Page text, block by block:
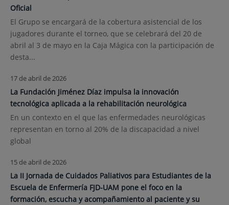
Oficial
El Grupo se encargará de la cobertura asistencial de los
jugadores durante el torneo, que se celebrará del 20 de
abril al 3 de mayo en la Caja Mágica con la participación de
desta...
17 de abril de 2026
La Fundación Jiménez Díaz impulsa la innovación
tecnológica aplicada a la rehabilitación neurológica
En un contexto en el que las enfermedades neurológicas
representan en torno al 20% de la discapacidad a nivel
global
15 de abril de 2026
La II Jornada de Cuidados Paliativos para Estudiantes de la
Escuela de Enfermería FJD-UAM pone el foco en la
formación, escucha y acompañamiento al paciente y su